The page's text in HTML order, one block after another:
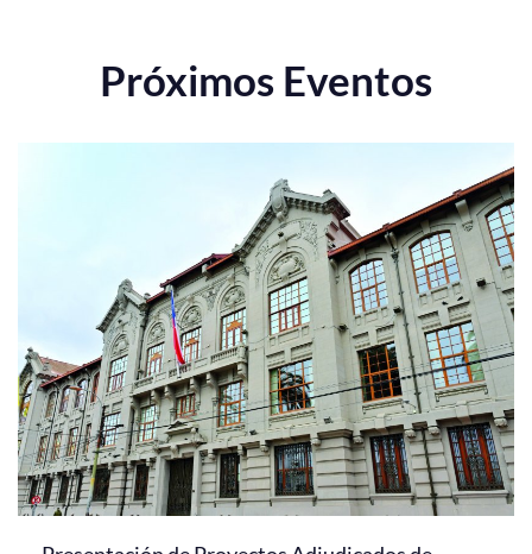
Próximos Eventos